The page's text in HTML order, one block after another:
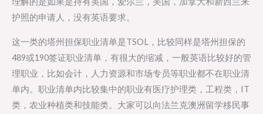
护照的申请人，没有英语要求。
这一类的塔州担保职业清单是TSOL，比较同样是塔州担保的
489或190签证职业清单，有很大的缩减，一般英语比较好的管
理职业，比如会计，人力资源和市场专员等职业都不在职业清
单内。职业清单内比较集中的职业有医疗护理类，工程类，IT
类，农业种植类和技能类。大家可以向法兰克澳洲留学移民事